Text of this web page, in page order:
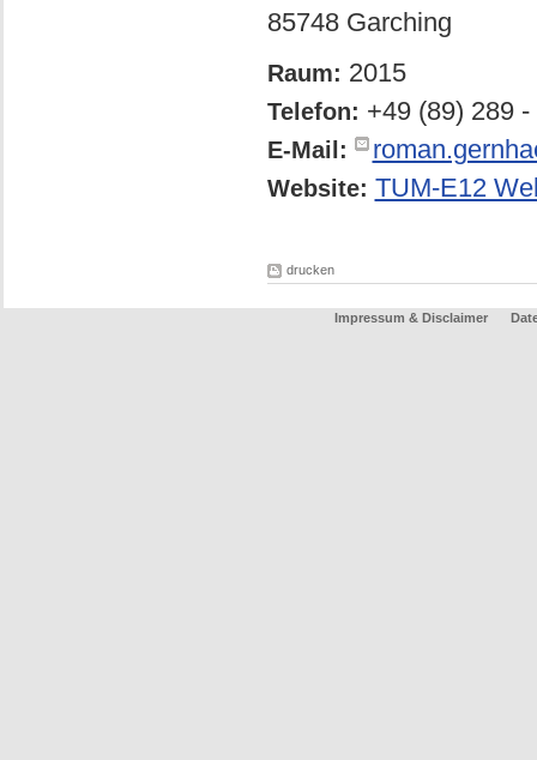
85748 Garching
Raum: 2015
Telefon: +49 (89) 289 -
E-Mail:
Website: TUM-E12
drucken
Impressum & Disclaimer